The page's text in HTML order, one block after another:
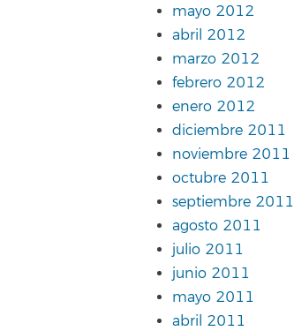
mayo 2012
abril 2012
marzo 2012
febrero 2012
enero 2012
diciembre 2011
noviembre 2011
octubre 2011
septiembre 2011
agosto 2011
julio 2011
junio 2011
mayo 2011
abril 2011